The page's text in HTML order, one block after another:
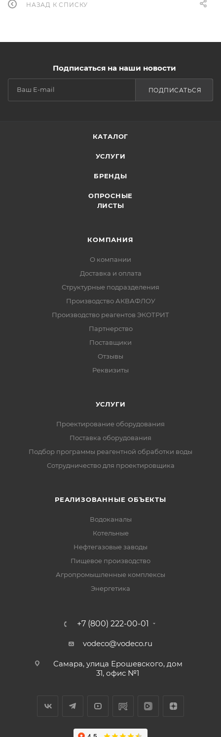
НАЗАД К СПИСКУ
Подписаться на наши новости
ПОДПИСАТЬСЯ
КАТАЛОГ
УСЛУГИ
БРЕНДЫ
ОПРОСНЫЕ
ЛИСТЫ
КОМПАНИЯ
О компании
Доставка и оплата
Структурные подразделения
Производство АКВАФЛОУ
Производство реагентов ЭКОТРИТ
Партнерство
Поставщики
Отзывы
Реквизиты
УСЛУГИ
Проектирование оборудования
Поставка оборудования
Подбор программы реагентной обработки воды
Сотрудничество для проектировщика
РЕАЛИЗОВАННЫЕ ОБЪЕКТЫ
Водоканалы
Котельные
Нефтегазовые заводы
Пищевое производство
Агропромышленные комплексы
Энергетика
+7 (800) 222-00-01
vodeco@vodeco.ru
Самара, улица Ерошевского, дом
31, офис №1